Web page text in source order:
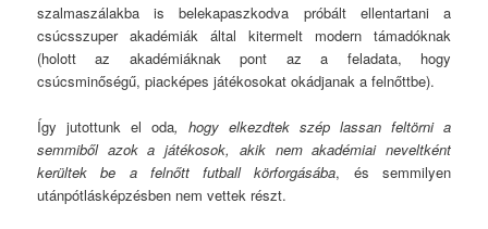
szalmaszálakba is belekapaszkodva próbált ellentartani a
csúcsszuper akadémiák által kitermelt modern támadóknak
(holott az akadémiáknak pont az a feladata, hogy
csúcsminőségű, piacképes játékosokat okádjanak a felnőttbe).
Így jutottunk el oda, hogy elkezdtek szép lassan feltörni a
semmiből azok a játékosok, akik nem akadémiai neveltként
kerültek be a felnőtt futball körforgásába, és semmilyen
utánpótlásképzésben nem vettek részt.